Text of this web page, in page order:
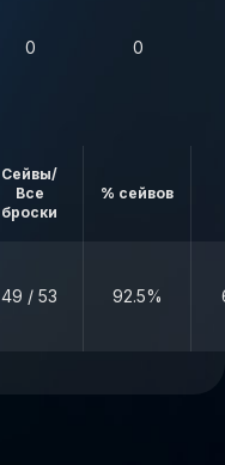
0 0
Сейвы/
Все
броски
% сейвов
49 / 53 92.5%